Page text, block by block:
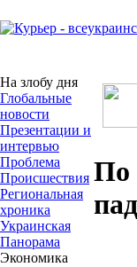
На злобу дня
Глобальные
новости
Презентации и
интервью
Проблема
Происшествия
Региональная
хроника
Украинская
Панорама
Экономика
По